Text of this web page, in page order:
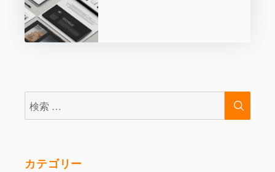
検
索:
検
カテゴリー